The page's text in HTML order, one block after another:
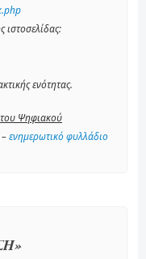
ενότητας.
Ψηφιακού
–ενημερωτικό φυλλάδιο